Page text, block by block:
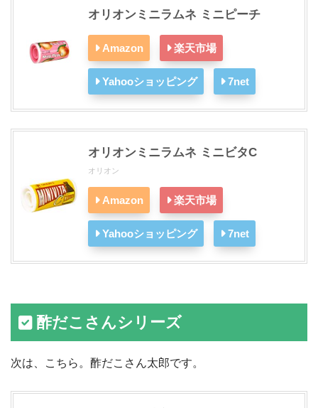
オリオンミニラムネ ミニピーチ
Amazon 楽天市場
Yahooショッピング 7net
オリオンミニラムネ ミニビタC
オリオン
Amazon 楽天市場
Yahooショッピング 7net
酢だこさんシリーズ
次は、こちら。酢だこさん太郎です。